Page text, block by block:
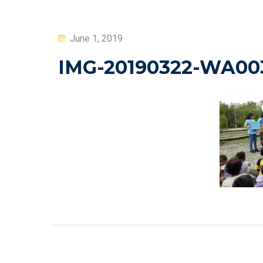
Posted
June 1, 2019
IMG-20190322-